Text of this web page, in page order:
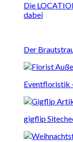
Die
dabei
Der
Eventfloristik
gigflip